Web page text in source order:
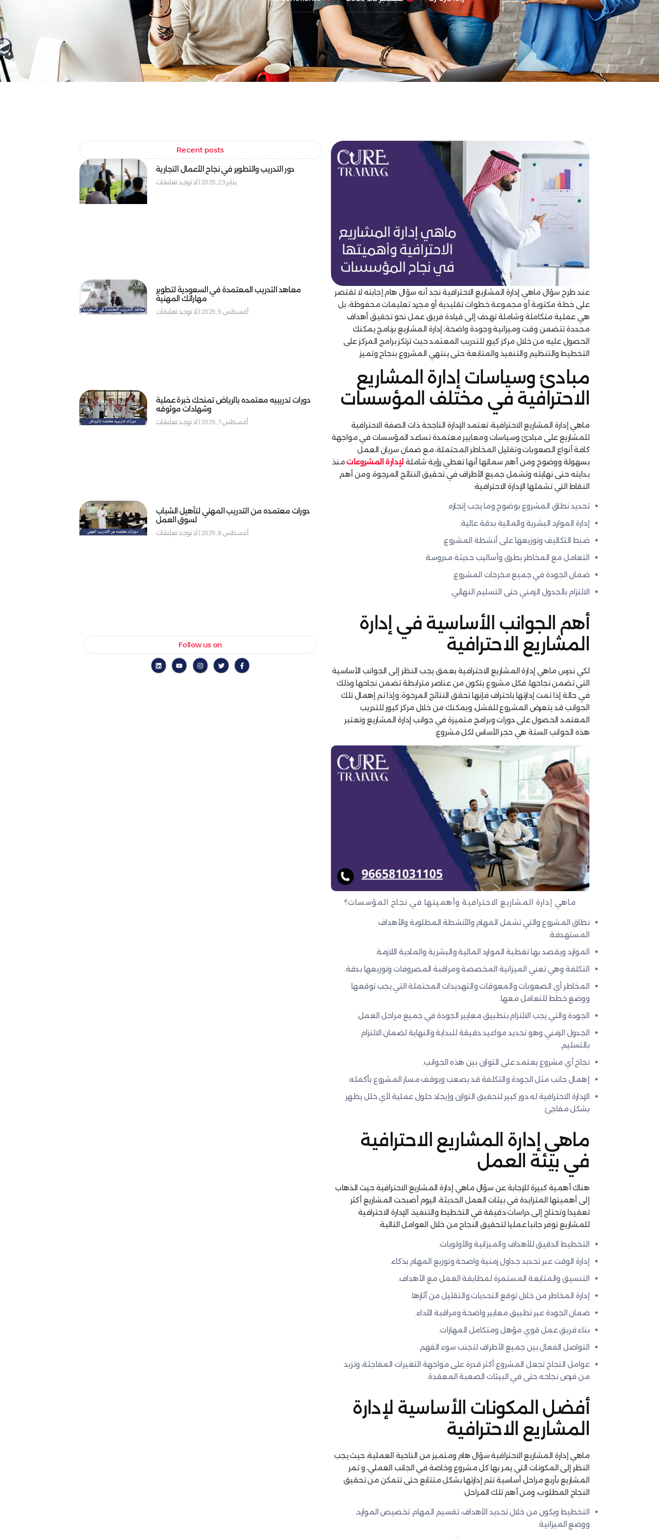
عند طرح سؤال ماهي إدارة المشاريع الاحترافية نجد أنه سؤال هام إجابته لا تقتصر
على خطة مكتوبة أو مجموعة خطوات تقليدية أو مجرد تعليمات محفوظة، بل
هي عملية متكاملة وشاملة تهدف إلى قيادة فريق عمل نحو تحقيق أهداف
محددة تتضمن وقت وميزانية وجودة واضحة، إدارة المشاريع برنامج يمكنك
الحصول عليه من خلال مركز كيور للتدريب المعتمد حيث ترتكز برامج المركز على
التخطيط والتنظيم والتنفيذ والمتابعة حتى ينتهي المشروع بنجاح وتميز.
مبادئ وسياسات إدارة المشاريع
الاحترافية في مختلف المؤسسات
ماهي إدارة المشاريع الاحترافية، تعتمد الإدارة الناجحة ذات الصفة الاحترافية
للمشاريع على مبادئ وسياسات ومعايير معتمدة تساعد المؤسسات في مواجهة
كافة أنواع الصعوبات وتقليل المخاطر المحتملة، مع ضمان سريان العمل
بسهولة ووضوح ومن أهم سماتها أنها تعطي رؤية شاملة لإدارة المشروعاتمنذ
بدايته حتى نهايته وتشمل جميع الأطراف في تحقيق النتائج المرجوة، ومن أهم
النقاط التي تشملها الإدارة الاحترافية:
تحديد نطاق المشروع بوضوح وما يجب إنجازه.
إدارة الموارد البشرية والمالية بدقة عالية.
ضبط التكاليف وتوزيعها على أنشطة المشروع.
التعامل مع المخاطر بطرق وأساليب حديثة مدروسة.
ضمان الجودة في جميع مخرجات المشروع.
الالتزام بالجدول الزمني حتى التسليم النهائي.
أهم الجوانب الأساسية في إدارة
المشاريع الاحترافية
لكي ندرس ماهي إدارة المشاريع الاحترافية بعمق يجب النظر إلى الجوانب الأساسية
التي تضمن نجاحها، فكل مشروع يتكون من عناصر مترابطة تضمن نجاحها وذلك
في حالة إذا تمت إدارتها باحتراف فإنها تحقق النتائج المرجوة، وإذا تم إهمال تلك
الجوانب قد يتعرض المشروع للفشل، ويمكنك من خلال مركز كيور للتدريب
المعتمد الحصول على دورات وبرامج متميزة في جوانب إدارة المشاريع وتعتبر
هذه الجوانب الستة هي حجر الأساس لكل مشروع:
ماهي إدارة المشاريع الاحترافية وأهميتها في نجاح المؤسسات؟
نطاق المشروع والتي تشمل المهام والأنشطة المطلوبة والأهداف
المستهدفة.
الموارد ويقصد بها تغطية الموارد المالية والبشرية والمادية اللازمة.
التكلفة وهي تعني الميزانية المخصصة ومراقبة المصروفات وتوزيعها بدقة.
المخاطر أي الصعوبات والمعوقات والتهديدات المحتملة التي يجب توقعها
ووضع خطط للتعامل معها.
الجودة والتي يجب الالتزام بتطبيق معايير الجودة في جميع مراحل العمل.
الجدول الزمني وهو تحديد مواعيد دقيقة للبداية والنهاية لضمان الالتزام
بالتسليم.
نجاح أي مشروع يعتمد على التوازن بين هذه الجوانب.
إهمال جانب مثل الجودة والتكلفة قد يصعب ويوقف مسار المشروع بأكمله.
الإدارة الاحترافية له دور كبير لتحقيق التوازن وإيجاد حلول عملية لأي خلل يظهر
بشكل مفاجئ.
ماهي إدارة المشاريع الاحترافية
في بيئة العمل
هناك أهمية كبيرة للإجابة عن سؤال ماهي إدارة المشاريع الاحترافية حيث الذهاب
إلى أهميتها المتزايدة في بيئات العمل الحديثة، اليوم أصبحت المشاريع أكثر
تعقيدا وتحتاج إلى دراسات دقيقة في التخطيط والتنفيذ، الإدارة الاحترافية
للمشاريع توفر جانبا عمليا لتحقيق النجاح من خلال العوامل التالية:
التخطيط الدقيق للأهداف والميزانية والأولويات.
إدارة الوقت عبر تحديد جداول زمنية واضحة وتوزيع المهام بذكاء.
التنسيق والمتابعة المستمرة لمطابقة العمل مع الأهداف.
إدارة المخاطر من خلال توقع التحديات والتقليل من آثارها.
ضمان الجودة عبر تطبيق معايير واضحة ومراقبة الأداء.
بناء فريق عمل قوي مؤهل ومتكامل المهارات.
التواصل الفعال بين جميع الأطراف لتجنب سوء الفهم.
عوامل النجاح تجعل المشروع أكثر قدرة على مواجهة التغيرات المفاجئة، وتزيد
من فرص نجاحه حتى في البيئات الصعبة المعقدة.
أفضل المكونات الأساسية لإدارة
المشاريع الاحترافية
ماهي إدارة المشاريع الاحترافية سؤال هام ومتميز من الناحية العملية، حيث يجب
النظر إلى المكونات التي يمر بها كل مشروع وخاصة في الجانب العملي، و تمر
المشاريع بأربع مراحل أساسية تتم إدارتها بشكل متتابع حتى تتمكن من تحقيق
النجاح المطلوب، ومن أهم تلك المراحل:
التخطيط ويكون من خلال تحديد الأهداف، تقسيم المهام، تخصيص الموارد،
ووضع الميزانية.
Recent posts
دور التدريب والتطوير في نجاح الأعمال التجارية
يناير 23, 2025
لا توجد تعليقات
معاهد التدريب المعتمدة في السعودية لتطوير
مهاراتك المهنية
أغسطس 5, 2025
لا توجد تعليقات
دورات تدريبيه معتمده بالرياض تمنحك خبرة عملية
وشهادات موثوقه
أغسطس 7, 2025
لا توجد تعليقات
دورات معتمده من التدريب المهني لتأهيل الشباب
لسوق العمل
أغسطس 8, 2025
لا توجد تعليقات
Follow us on